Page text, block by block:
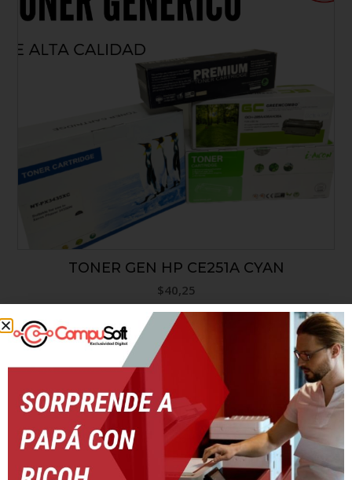
TONER GEN HP CE251A CYAN
$40,25
AÑADIR AL CARRITO